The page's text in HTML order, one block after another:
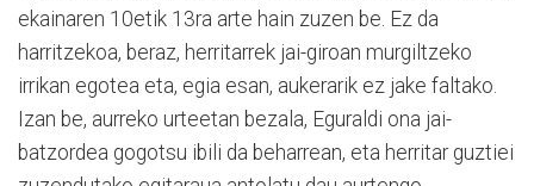
ekainaren 10etik 13ra arte hain zuzen be. Ez da
harritzekoa, beraz, herritarrek jai-giroan murgiltzeko
irrikan egotea eta, egia esan, aukerarik ez jake faltako.
Izan be, aurreko urteetan bezala, Eguraldi ona jai-
batzordea gogotsu ibili da beharrean, eta herritar guztiei